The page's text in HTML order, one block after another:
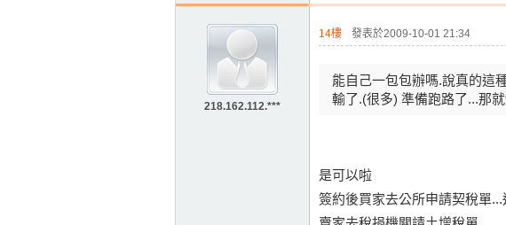
218.162.112.***
14樓 發表於2009-10-01 21:34
能自己一包包辦嗎.說真的這
輸了.(很多) 準備跑路了...那
是可以啦
簽約後買家去公所申請契稅單